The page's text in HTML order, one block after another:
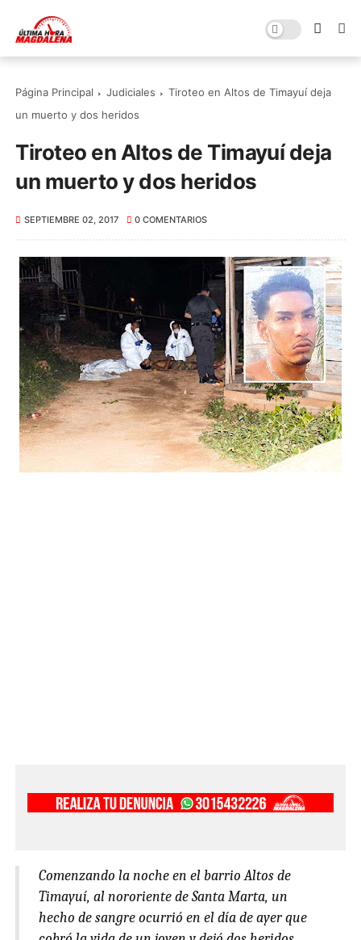
Página Principal Judiciales
Tiroteo en Altos de Timayuí deja
un muerto y dos heridos
Tiroteo en Altos de Timayuí deja
un muerto y dos heridos
SEPTIEMBRE 02, 2017 0 COMENTARIOS
Comenzando la noche en el barrio Altos de
Timayuí, al nororiente de Santa Marta, un
hecho de sangre ocurrió en el día de ayer que